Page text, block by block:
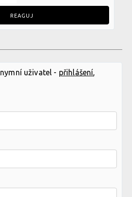
REAGUJ
uživatel - přihlášení